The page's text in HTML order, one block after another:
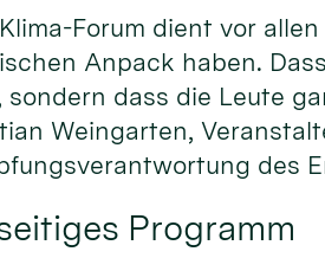
Forum dient vor
Anpack haben.
sondern dass die Leute
Weingarten,
des
Programm